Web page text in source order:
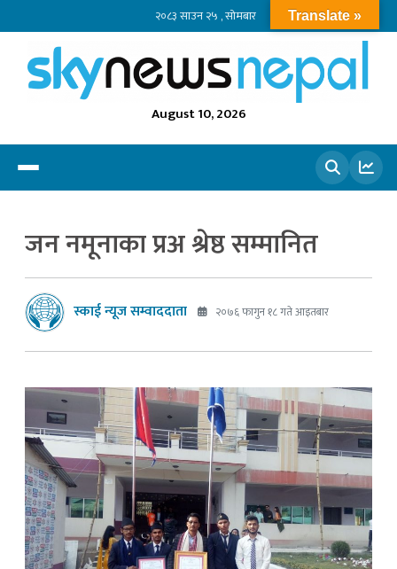
२०८३ साउन २५ , सोमबार
August 10, 2026
जन नमूनाका प्रअ श्रेष्ठ सम्मानित
स्काई न्यूज सम्वाददाता २०७६ फागुन १८ गते आइतबार
Translate »